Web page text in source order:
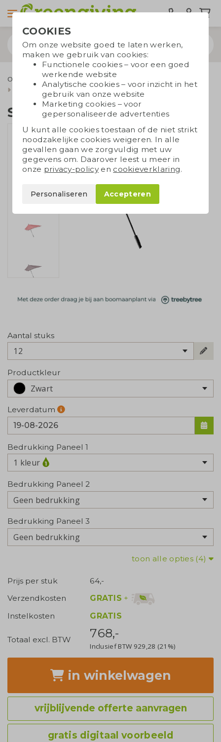
Outdoor & Vrije tijd Duurzame paraplu's
Senz° XXL
Senz° XXL
Aantal stuks
12
Productkleur
Zwart
Leverdatum
Bedrukking Paneel 1
1 kleur
Bedrukking Paneel 2
Geen bedrukking
Bedrukking Paneel 3
Geen bedrukking
toon alle opties (4)
Prijs per stuk
64,-
Verzendkosten
GRATIS +
Instelkosten
GRATIS
Totaal excl. BTW 768,-
Inclusief BTW 929,28 (21%)
in winkelwagen
vrijblijvende offerte aanvragen
gratis digitaal voorbeeld
COOKIES
Om onze website goed te laten werken,
maken we gebruik van cookies:
Functionele cookies – voor een goed
werkende website
Analytische cookies – voor inzicht in het
gebruik van onze website
Marketing cookies – voor
gepersonaliseerde advertenties
U kunt alle cookies toestaan of de niet strikt
noodzakelijke cookies weigeren. In alle
gevallen gaan we zorgvuldig met uw
gegevens om. Daarover leest u meer in
onze privacy-policyen cookieverklaring.
Personaliseren Accepteren